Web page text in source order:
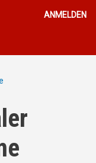
ANMELDEN